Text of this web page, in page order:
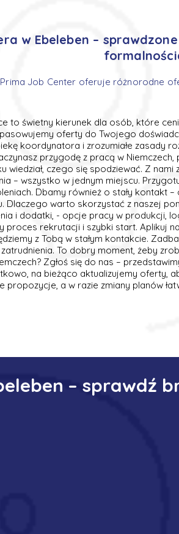
w Ebeleben –
Prima Job Center oferuje różnorodne
to świetny kierunek dla osób, które
oferty do Twojego
koordynatora i zrozumiałe zasady
przygodę z pracą w
wiedział, czego się spodziewać. Z nami
– wszystko w jednym miejscu.
Dbamy również o stały kontakt
Dlaczego warto skorzystać z naszej
i dodatki, - opcje pracy w produkcji,
proces rekrutacji i szybki start. Aplikuj
z Tobą w stałym kontakcie.
To dobry moment, żeby
Zgłoś się do nas –
na bieżąco aktualizujemy oferty,
propozycje, a w razie zmiany planów
– sprawdź